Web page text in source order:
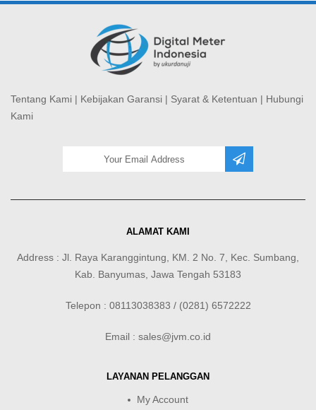
Tentang Kami | Kebijakan Garansi | Syarat & Ketentuan | Hubungi
Kami
ALAMAT KAMI
Address : Jl. Raya Karanggintung, KM. 2 No. 7, Kec. Sumbang,
Kab. Banyumas, Jawa Tengah 53183
Telepon : 08113038383 / (0281) 6572222
Email : sales@jvm.co.id
LAYANAN PELANGGAN
My Account